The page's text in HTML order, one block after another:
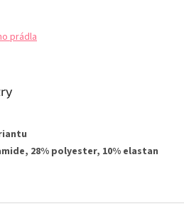
prádla
28% polyester, 10% elastan